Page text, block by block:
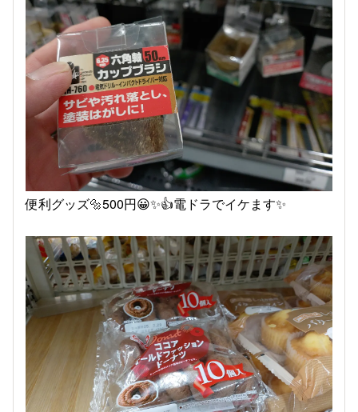
便利グッズ🔩500円😀✨👍電ドラでイケます✨